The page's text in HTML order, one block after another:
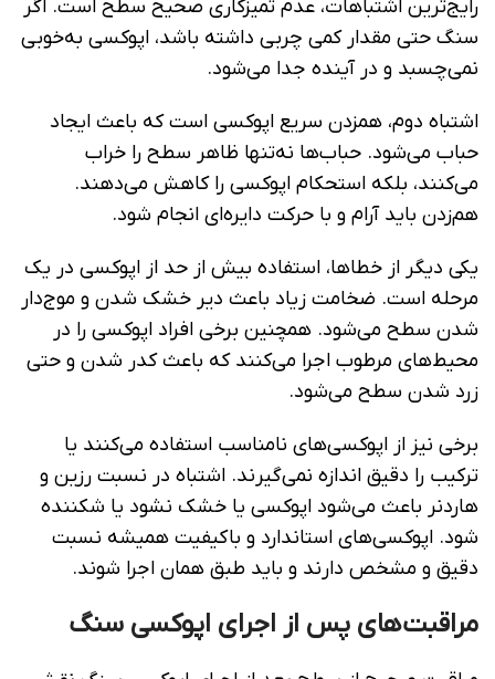
رایج‌ترین اشتباهات، عدم تمیزکاری صحیح سطح است. اگر
سنگ حتی مقدار کمی چربی داشته باشد، اپوکسی به‌خوبی
نمی‌چسبد و در آینده جدا می‌شود.
اشتباه دوم، همزدن سریع اپوکسی است که باعث ایجاد
حباب می‌شود. حباب‌ها نه‌تنها ظاهر سطح را خراب
می‌کنند، بلکه استحکام اپوکسی را کاهش می‌دهند.
هم‌زدن باید آرام و با حرکت دایره‌ای انجام شود.
یکی دیگر از خطاها، استفاده بیش از حد از اپوکسی در یک
مرحله است. ضخامت زیاد باعث دیر خشک شدن و موج‌دار
شدن سطح می‌شود. همچنین برخی افراد اپوکسی را در
محیط‌های مرطوب اجرا می‌کنند که باعث کدر شدن و حتی
زرد شدن سطح می‌شود.
برخی نیز از اپوکسی‌های نامناسب استفاده می‌کنند یا
ترکیب را دقیق اندازه نمی‌گیرند. اشتباه در نسبت رزین و
هاردنر باعث می‌شود اپوکسی یا خشک نشود یا شکننده
شود. اپوکسی‌های استاندارد و باکیفیت همیشه نسبت
دقیق و مشخص دارند و باید طبق همان اجرا شوند.
مراقبت‌های پس از اجرای اپوکسی سنگ